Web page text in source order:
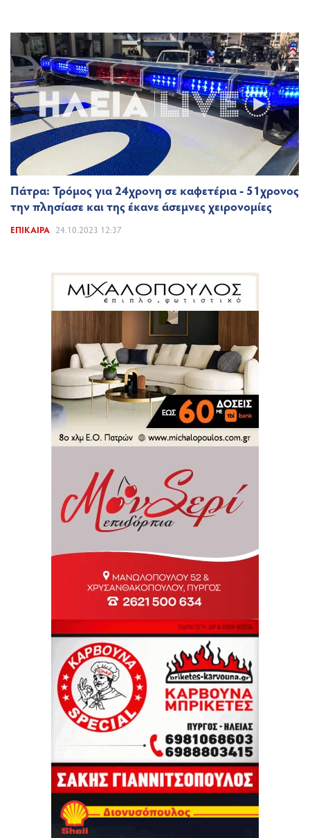
Πάτρα: Τρόμος για 24χρονη σε καφετέρια - 51χρονος
την πλησίασε και της έκανε άσεμνες χειρονομίες
ΕΠΊΚΑΙΡΑ 24.10.2023 12:37